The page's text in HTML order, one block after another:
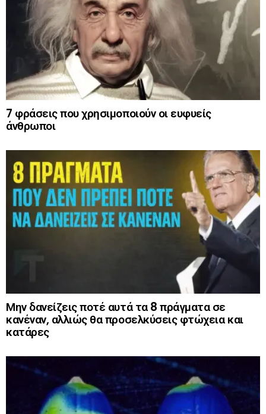
7 φράσεις που χρησιμοποιούν οι ευφυείς
άνθρωποι
Μην δανείζεις ποτέ αυτά τα 8 πράγματα σε
κανέναν, αλλιώς θα προσελκύσεις φτώχεια και
κατάρες